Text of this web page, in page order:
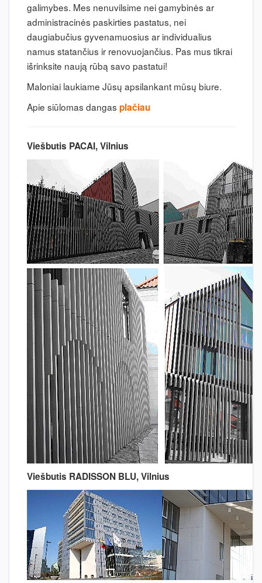
galimybes. Mes nenuvilsime nei gamybinės ar
administracinės paskirties pastatus, nei
daugiabučius gyvenamuosius ar individualius
namus statančius ir renovuojančius. Pas mus tikrai
išrinksite naują rūbą savo pastatui!
Maloniai laukiame Jūsų apsilankant mūsų biure.
Apie siūlomas dangas plačiau
Viešbutis PACAI, Vilnius
Viešbutis RADISSON BLU, Vilnius